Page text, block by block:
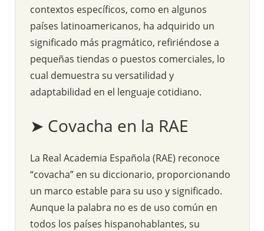
contextos específicos, como en algunos
países latinoamericanos, ha adquirido un
significado más pragmático, refiriéndose a
pequeñas tiendas o puestos comerciales, lo
cual demuestra su versatilidad y
adaptabilidad en el lenguaje cotidiano.
➤ Covacha en la RAE
La Real Academia Española (RAE) reconoce
“covacha” en su diccionario, proporcionando
un marco estable para su uso y significado.
Aunque la palabra no es de uso común en
todos los países hispanohablantes, su